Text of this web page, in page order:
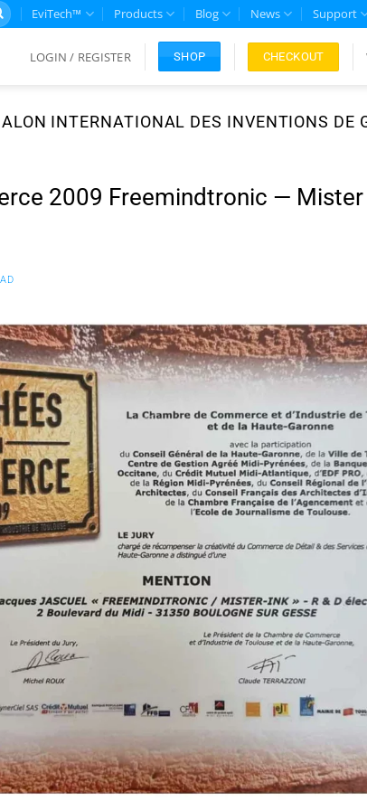
EviTech™ Products Blog News Support
LOGIN / REGISTER SHOP CHECKOUT
INTERNATIONAL DES INVENTIONS DE
2009 Freemindtronic — Mister